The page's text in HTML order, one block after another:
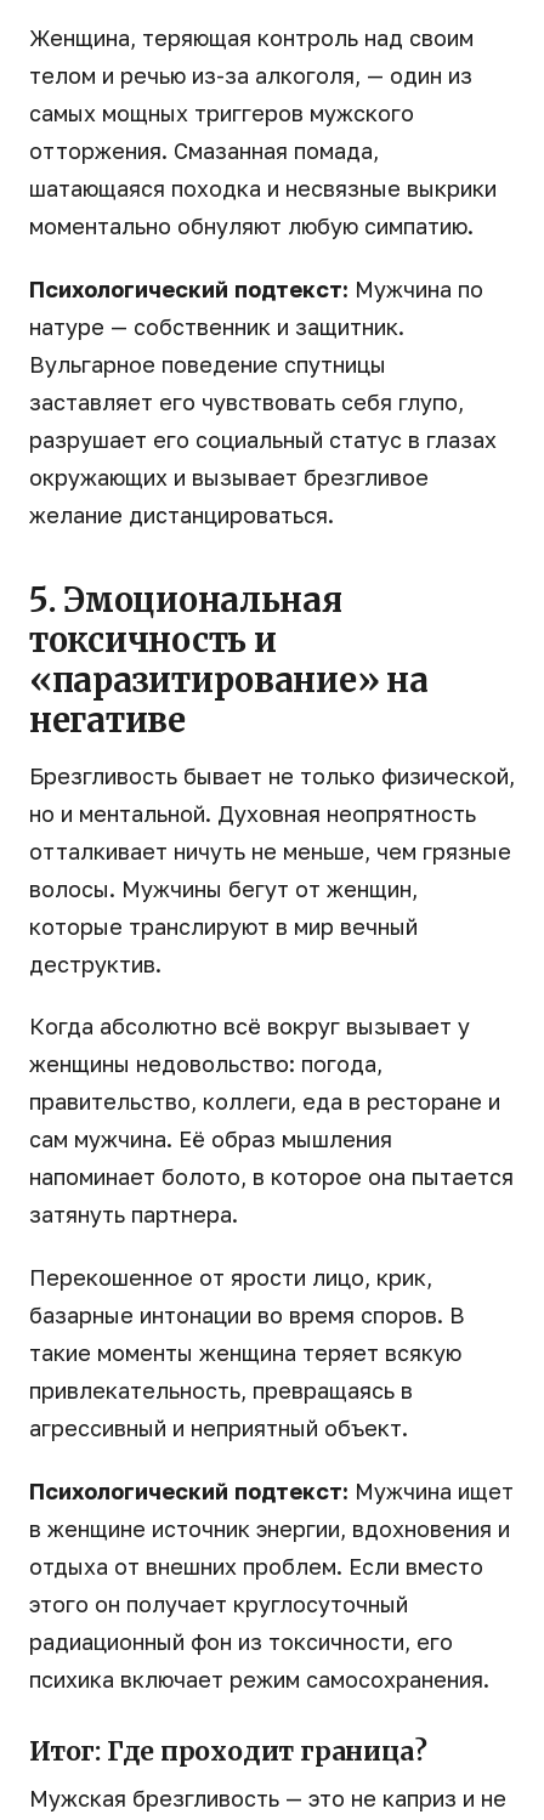
Женщина, теряющая контроль над своим
телом и речью из-за алкоголя, — один из
самых мощных триггеров мужского
отторжения. Смазанная помада,
шатающаяся походка и несвязные выкрики
моментально обнуляют любую симпатию.
Психологический подтекст: Мужчина по
натуре — собственник и защитник.
Вульгарное поведение спутницы
заставляет его чувствовать себя глупо,
разрушает его социальный статус в глазах
окружающих и вызывает брезгливое
желание дистанцироваться.
5. Эмоциональная
токсичность и
«паразитирование» на
негативе
Брезгливость бывает не только физической,
но и ментальной. Духовная неопрятность
отталкивает ничуть не меньше, чем грязные
волосы. Мужчины бегут от женщин,
которые транслируют в мир вечный
деструктив.
Когда абсолютно всё вокруг вызывает у
женщины недовольство: погода,
правительство, коллеги, еда в ресторане и
сам мужчина. Её образ мышления
напоминает болото, в которое она пытается
затянуть партнера.
Перекошенное от ярости лицо, крик,
базарные интонации во время споров. В
такие моменты женщина теряет всякую
привлекательность, превращаясь в
агрессивный и неприятный объект.
Психологический подтекст: Мужчина ищет
в женщине источник энергии, вдохновения и
отдыха от внешних проблем. Если вместо
этого он получает круглосуточный
радиационный фон из токсичности, его
психика включает режим самосохранения.
Итог: Где проходит граница?
Мужская брезгливость — это не каприз и не